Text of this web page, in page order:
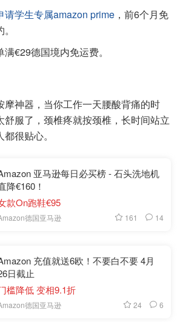
请学生专属amazon prime ，前6个月免
€29德国境内免运费。
摩神器，当你工作一天腰酸背痛的时
舒服了，颈椎疼就按颈椎，长时间站立
很贴心。
亚马逊每日必买榜 - 石头洗地机
降€160！
款On跑鞋€95
德国亚马逊 161 14
充值就送6欧！不要白不要 4月
日截止
槛降低 变相9.1折
德国亚马逊 24 6